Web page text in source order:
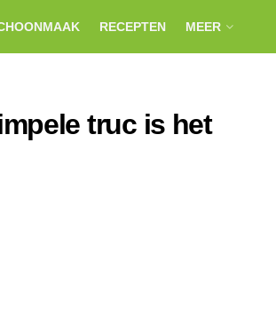
RECEPTEN MEER
truc is het